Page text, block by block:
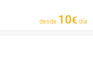
desde 10€ día